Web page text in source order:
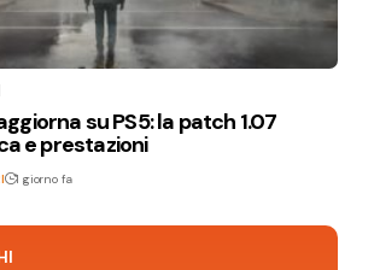
su PS5: la patch 1.07
e prestazioni
1 giorno fa